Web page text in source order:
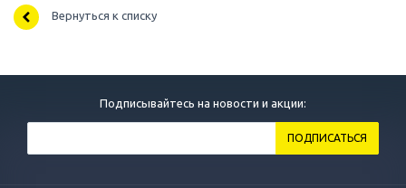
Вернуться к списку
Подписывайтесь на новости и акции: